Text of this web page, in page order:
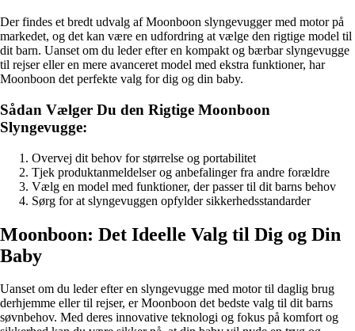
Der findes et bredt udvalg af Moonboon slyngevugger med motor på
markedet, og det kan være en udfordring at vælge den rigtige model til
dit barn. Uanset om du leder efter en kompakt og bærbar slyngevugge
til rejser eller en mere avanceret model med ekstra funktioner, har
Moonboon det perfekte valg for dig og din baby.
Sådan Vælger Du den Rigtige Moonboon
Slyngevugge:
Overvej dit behov for størrelse og portabilitet
Tjek produktanmeldelser og anbefalinger fra andre forældre
Vælg en model med funktioner, der passer til dit barns behov
Sørg for at slyngevuggen opfylder sikkerhedsstandarder
Moonboon: Det Ideelle Valg til Dig og Din
Baby
Uanset om du leder efter en slyngevugge med motor til daglig brug
derhjemme eller til rejser, er Moonboon det bedste valg til dit barns
søvnbehov. Med deres innovative teknologi og fokus på komfort og